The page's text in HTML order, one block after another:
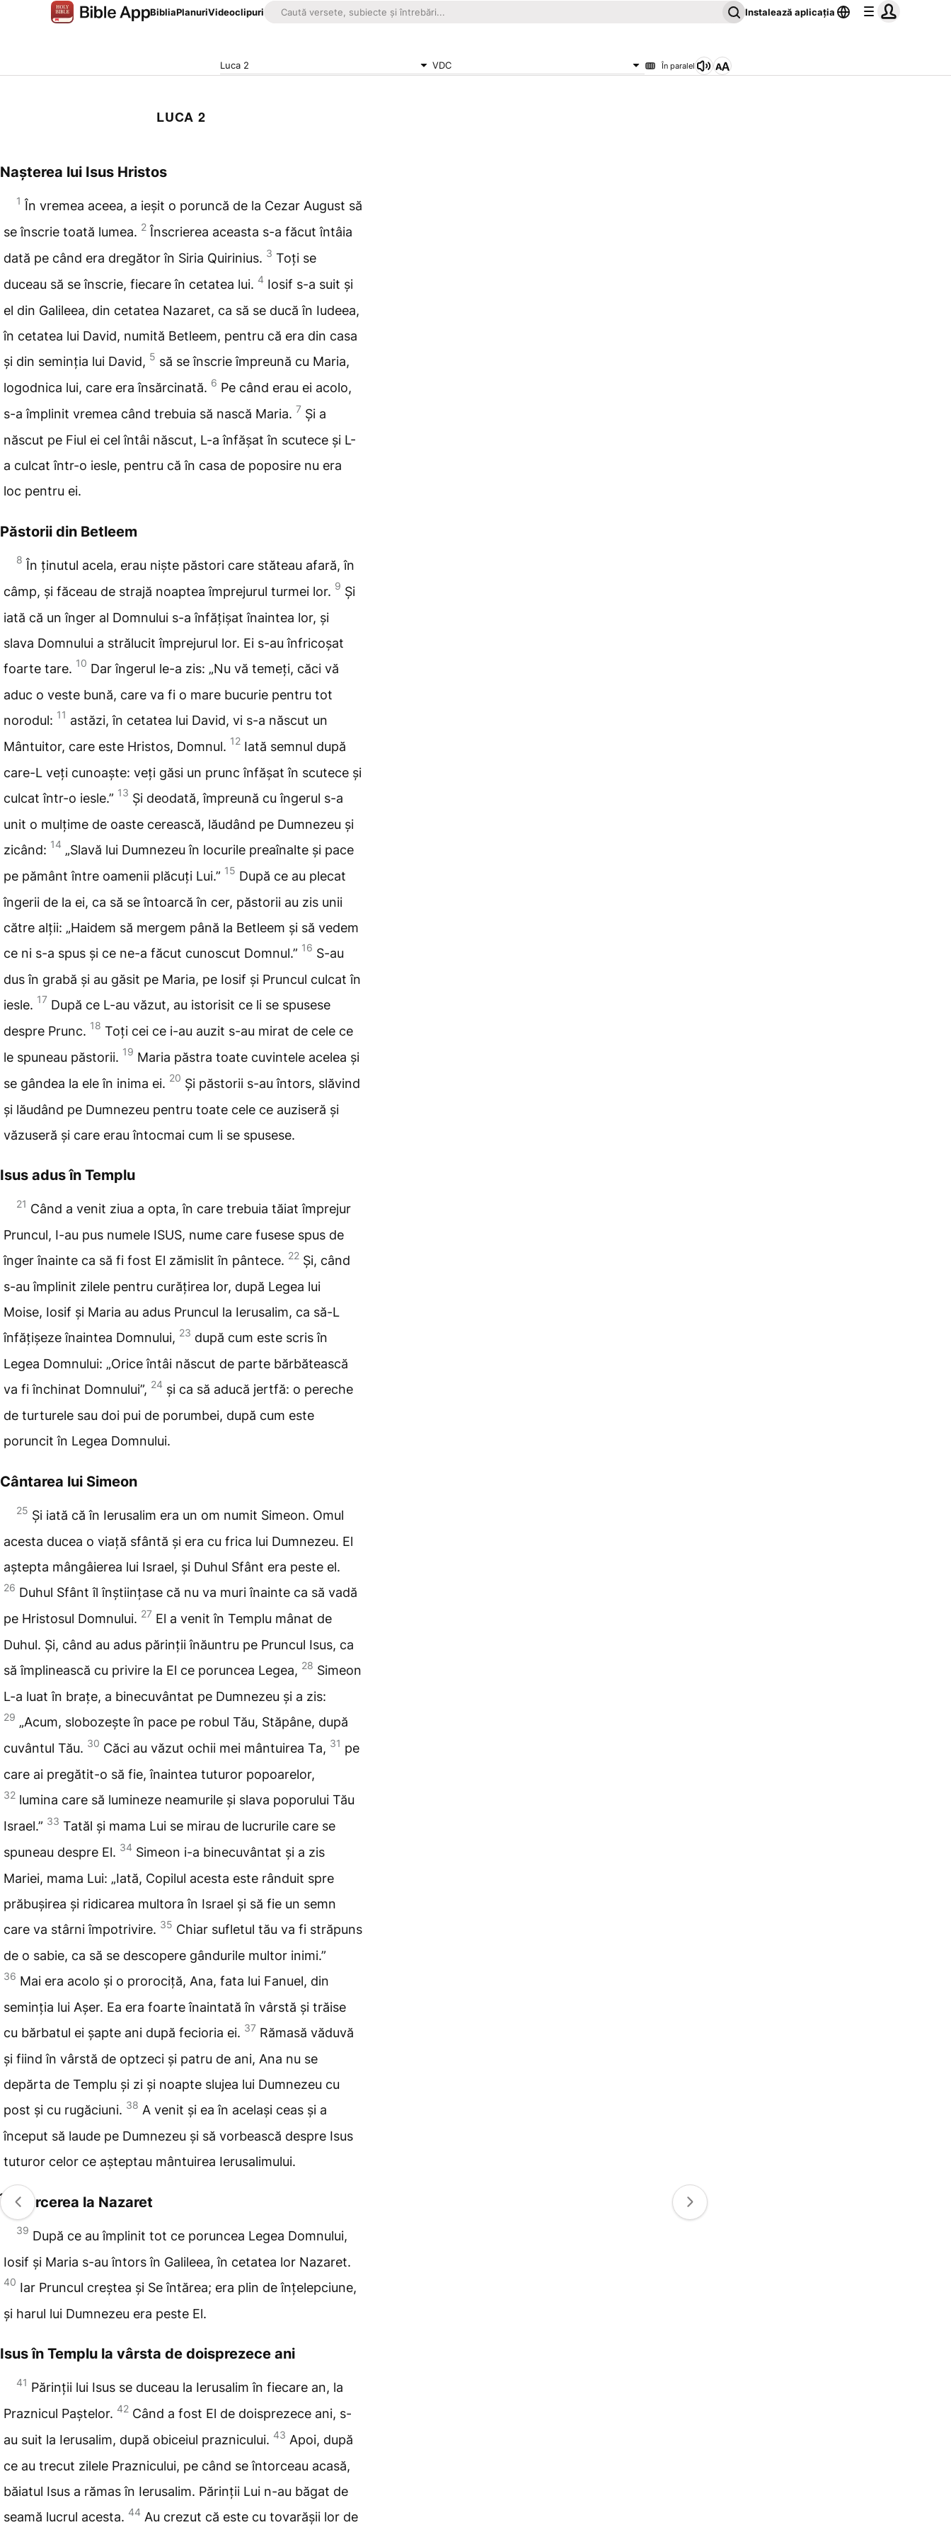
BibliaPlanuriVideoclipuri Instalează aplicația
Luca 2 VDC În paralel
LUCA 2
Nașterea lui Isus Hristos
1 În vremea aceea, a ieșit o poruncă de la Cezar August să
se înscrie toată lumea. 2 Înscrierea aceasta s-a făcut întâia
dată pe când era dregător în Siria Quirinius. 3 Toți se
duceau să se înscrie, fiecare în cetatea lui. 4 Iosif s-a suit și
el din Galileea, din cetatea Nazaret, ca să se ducă în Iudeea,
în cetatea lui David, numită Betleem, pentru că era din casa
și din seminția lui David, 5 să se înscrie împreună cu Maria,
logodnica lui, care era însărcinată. 6 Pe când erau ei acolo,
s-a împlinit vremea când trebuia să nască Maria. 7 Și a
născut pe Fiul ei cel întâi născut, L-a înfășat în scutece și L-
a culcat într-o iesle, pentru că în casa de poposire nu era
loc pentru ei.
Păstorii din Betleem
8 În ținutul acela, erau niște păstori care stăteau afară, în
câmp, și făceau de strajă noaptea împrejurul turmei lor. 9 Și
iată că un înger al Domnului s-a înfățișat înaintea lor, și
slava Domnului a strălucit împrejurul lor. Ei s-au înfricoșat
foarte tare. 10 Dar îngerul le-a zis: „Nu vă temeți, căci vă
aduc o veste bună, care va fi o mare bucurie pentru tot
norodul: 11 astăzi, în cetatea lui David, vi s-a născut un
Mântuitor, care este Hristos, Domnul. 12 Iată semnul după
care-L veți cunoaște: veți găsi un prunc înfășat în scutece și
culcat într-o iesle.” 13 Și deodată, împreună cu îngerul s-a
unit o mulțime de oaste cerească, lăudând pe Dumnezeu și
zicând: 14 „Slavă lui Dumnezeu în locurile preaînalte și pace
pe pământ între oamenii plăcuți Lui.” 15 După ce au plecat
îngerii de la ei, ca să se întoarcă în cer, păstorii au zis unii
către alții: „Haidem să mergem până la Betleem și să vedem
ce ni s-a spus și ce ne-a făcut cunoscut Domnul.” 16 S-au
dus în grabă și au găsit pe Maria, pe Iosif și Pruncul culcat în
iesle. 17 După ce L-au văzut, au istorisit ce li se spusese
despre Prunc. 18 Toți cei ce i-au auzit s-au mirat de cele ce
le spuneau păstorii. 19 Maria păstra toate cuvintele acelea și
se gândea la ele în inima ei. 20 Și păstorii s-au întors, slăvind
și lăudând pe Dumnezeu pentru toate cele ce auziseră și
văzuseră și care erau întocmai cum li se spusese.
Isus adus în Templu
21 Când a venit ziua a opta, în care trebuia tăiat împrejur
Pruncul, I-au pus numele ISUS, nume care fusese spus de
înger înainte ca să fi fost El zămislit în pântece. 22 Și, când
s-au împlinit zilele pentru curățirea lor, după Legea lui
Moise, Iosif și Maria au adus Pruncul la Ierusalim, ca să-L
înfățișeze înaintea Domnului, 23 după cum este scris în
Legea Domnului: „Oriceîntâi născut de parte bărbătească
va fi închinat Domnului”, 24 și ca să aducă jertfă: o pereche
de turturele sau doi pui de porumbei, după cum este
poruncit în Legea Domnului.
Cântarea lui Simeon
25 Și iată că în Ierusalim era un om numit Simeon. Omul
acesta ducea o viață sfântă și era cu frica lui Dumnezeu. El
aștepta mângâierea lui Israel, și Duhul Sfânt era peste el.
26 Duhul Sfânt îl înștiințase că nu va muri înainte ca să vadă
pe Hristosul Domnului. 27 El a venit în Templu mânat de
Duhul. Și, când au adus părinții înăuntru pe Pruncul Isus, ca
să împlinească cu privire la El ce poruncea Legea, 28 Simeon
L-a luat în brațe, a binecuvântat pe Dumnezeu și a zis:
29 „Acum, slobozește în pace pe robul Tău, Stăpâne, după
cuvântul Tău. 30 Căci au văzut ochii mei mântuirea Ta, 31 pe
care ai pregătit-o să fie, înaintea tuturor popoarelor,
32 lumina care să lumineze neamurile și slava poporului Tău
Israel.” 33 Tatăl și mama Lui se mirau de lucrurile care se
spuneau despre El. 34 Simeon i-a binecuvântat și a zis
Mariei, mama Lui: „Iată, Copilul acesta este rânduit spre
prăbușirea și ridicarea multora în Israel și să fie un semn
care va stârni împotrivire. 35 Chiar sufletul tău va fi străpuns
de o sabie, ca să se descopere gândurile multor inimi.”
36 Mai era acolo și o prorociță, Ana, fata lui Fanuel, din
seminția lui Așer. Ea era foarte înaintată în vârstă și trăise
cu bărbatul ei șapte ani după fecioria ei. 37 Rămasă văduvă
și fiind în vârstă de optzeci și patru de ani, Ana nu se
depărta de Templu și zi și noapte slujea lui Dumnezeu cu
post și cu rugăciuni. 38 A venit și ea în același ceas și a
început să laude pe Dumnezeu și să vorbească despre Isus
tuturor celor ce așteptau mântuirea Ierusalimului.
Întoarcerea la Nazaret
39 După ce au împlinit tot ce poruncea Legea Domnului,
Iosif și Maria s-au întors în Galileea, în cetatea lor Nazaret.
40 Iar Pruncul creștea și Se întărea; era plin de înțelepciune,
și harul lui Dumnezeu era peste El.
Isus în Templu la vârsta de doisprezece ani
41 Părinții lui Isus se duceau la Ierusalim în fiecare an, la
Praznicul Paștelor. 42 Când a fost El de doisprezece ani, s-
au suit la Ierusalim, după obiceiul praznicului. 43 Apoi, după
ce au trecut zilele Praznicului, pe când se întorceau acasă,
băiatul Isus a rămas în Ierusalim. Părinții Lui n-au băgat de
seamă lucrul acesta. 44 Au crezut că este cu tovarășii lor de